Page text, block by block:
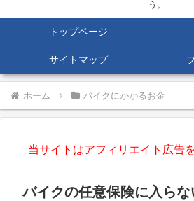
う。
トップページ
サイトマップ
ホーム バイクにかかるお金
当サイトはアフィリエイト広告
バイクの任意保険に入ら